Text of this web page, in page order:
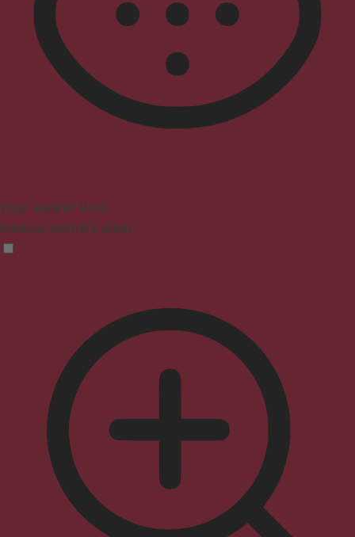
Vision Impaired Mode
Enhances website's visuals